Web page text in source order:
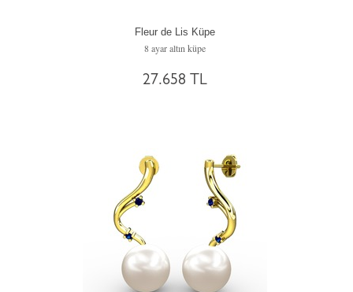
Fleur de Lis Küpe
8 ayar altın küpe
27.658 TL